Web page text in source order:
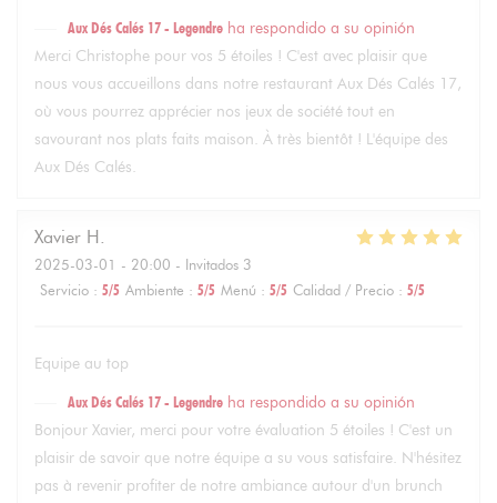
Aux Dés Calés 17 - Legendre ha respondido a su opinión
Merci Christophe pour vos 5 étoiles ! C'est avec plaisir que
nous vous accueillons dans notre restaurant Aux Dés Calés 17,
où vous pourrez apprécier nos jeux de société tout en
savourant nos plats faits maison. À très bientôt ! L'équipe des
Aux Dés Calés.
Xavier H
2025-03-01 - 20:00 - Invitados 3
Servicio : 5/5 Ambiente : 5/5 Menú : 5/5 Calidad / Precio : 5/5
Equipe au top
Aux Dés Calés 17 - Legendre ha respondido a su opinión
Bonjour Xavier, merci pour votre évaluation 5 étoiles ! C'est un
plaisir de savoir que notre équipe a su vous satisfaire. N'hésitez
pas à revenir profiter de notre ambiance autour d'un brunch